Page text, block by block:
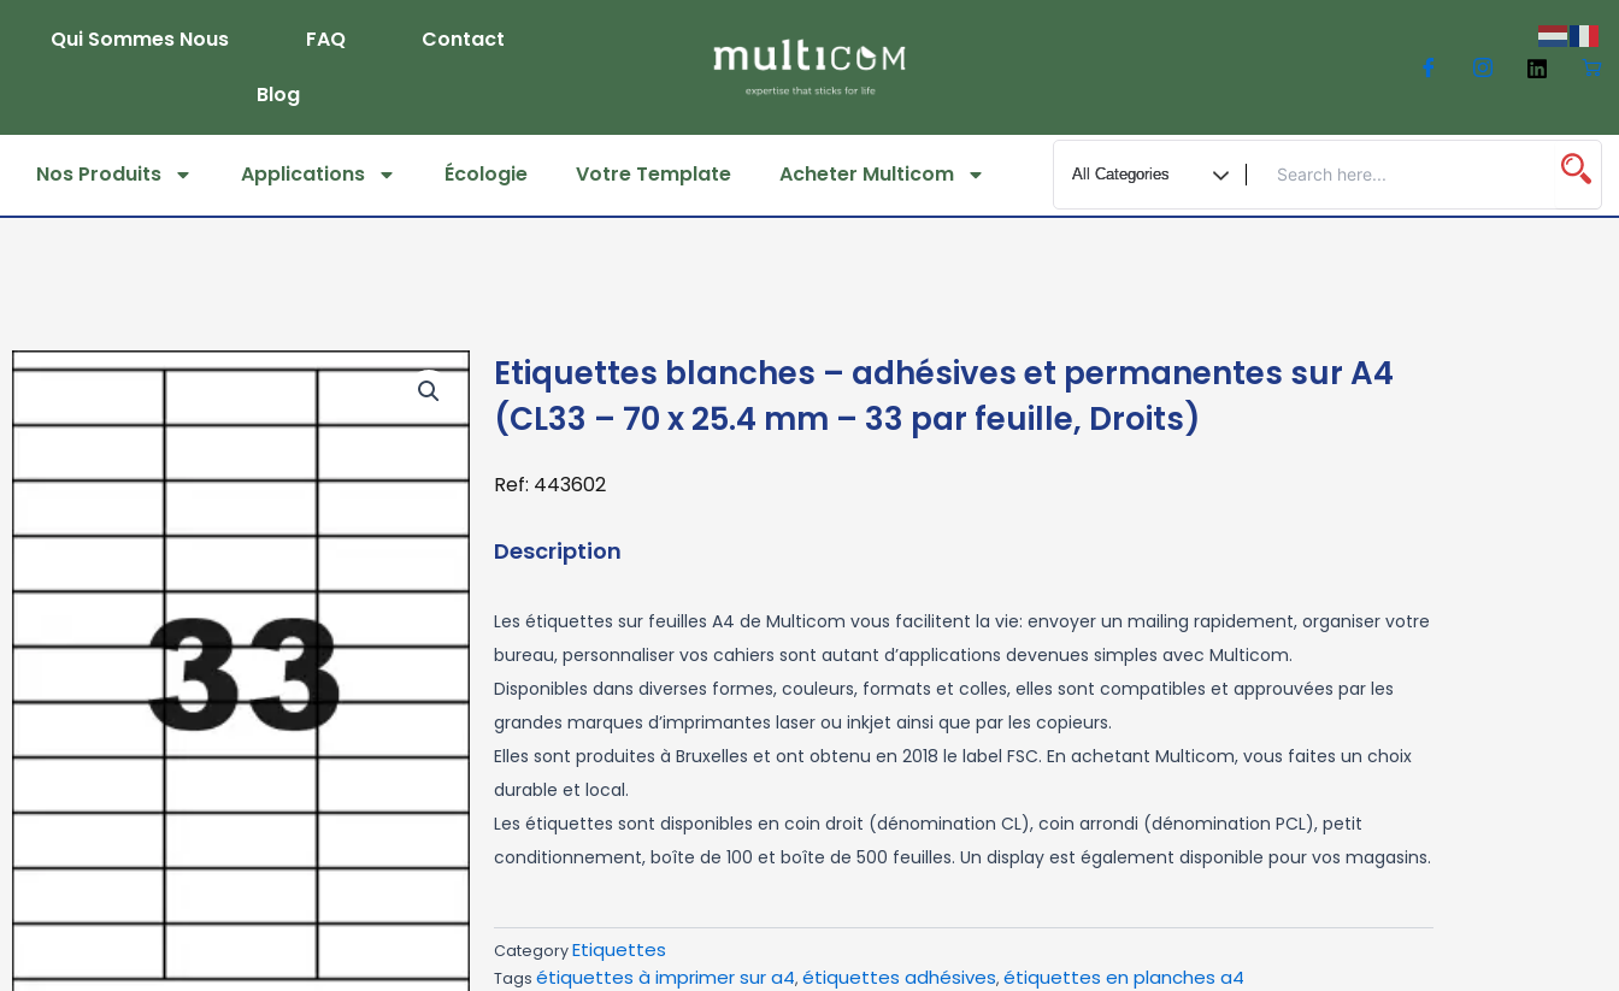
Qui Sommes Nous FAQ
Contact
Blog
Nos Produits Applications Écologie Votre Template Acheter Multicom
Etiquettes blanches – adhésives et permanentes sur A4
(CL33 – 70 x 25.4 mm – 33 par feuille, Droits)
Ref: 443602
Description
Les étiquettes sur feuilles A4 de Multicom vous facilitent la vie: envoyer un mailing rapidement, organiser votre
bureau, personnaliser vos cahiers sont autant d’applications devenues simples avec Multicom.
Disponibles dans diverses formes, couleurs, formats et colles, elles sont compatibles et approuvées par les
grandes marques d’imprimantes laser ou inkjet ainsi que par les copieurs.
Elles sont produites à Bruxelles et ont obtenu en 2018 le label FSC. En achetant Multicom, vous faites un choix
durable et local.
Les étiquettes sont disponibles en coin droit (dénomination CL), coin arrondi (dénomination PCL), petit
conditionnement, boîte de 100 et boîte de 500 feuilles. Un display est également disponible pour vos magasins.
CategoryEtiquettes
Tags étiquettes à imprimer sur a4, étiquettes adhésives, étiquettes en planches a4